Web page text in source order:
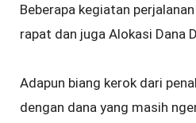
Beberapa kegiatan
rapat dan juga Alokasi Dana
Adapun biang kerok dari
dengan dana yang masih